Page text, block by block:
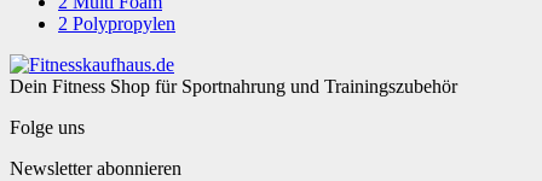
2 Polypropylen
Dein Fitness Shop für Sportnahrung und Trainingszubehör
Folge uns
Newsletter abonnieren